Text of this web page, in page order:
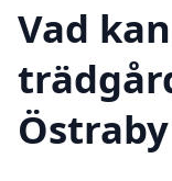
Vad